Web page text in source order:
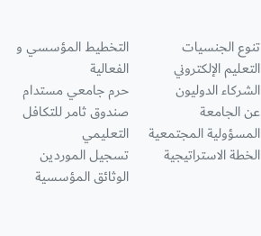
تنوع الجنسيات
التعليم الإلكتروني
الشركاء الدوليون
عن الجامعة
المسؤولية المجتمعية
الخطة الاستراتيجية
التخطيط المؤسسي و
الفعالية
حرم جامعي مستدام
صندوق ثامر للتكافل
التعليمي
تسجيل الموردين
الوثائق المؤسسية